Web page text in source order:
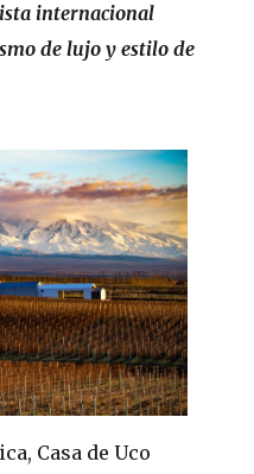
internacional
de lujo y estilo de
Casa de Uco